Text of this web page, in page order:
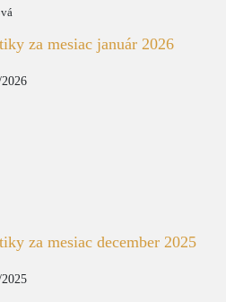
za mesiac január 2026
za mesiac december 2025